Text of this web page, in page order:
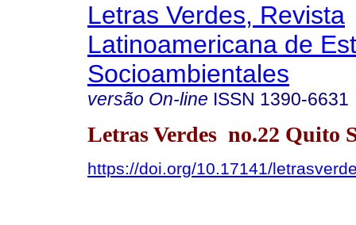
Letras Verdes, Revista
Latinoamericana de
Socioambientales
versão On-line ISSN 1390-6631
Letras Verdes no.22 Quito
https://doi.org/10.17141/